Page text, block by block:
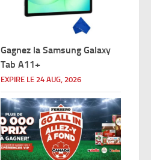
Gagnez la Samsung Galaxy
Tab A11+
EXPIRE LE 24 AUG, 2026